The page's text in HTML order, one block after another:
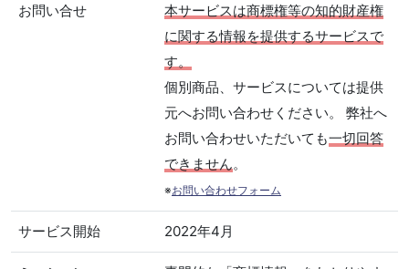
お問い合せ
本サービスは商標権等の知的財産権
に関する情報を提供するサービスで
す。
個別商品、サービスについては提供
元へお問い合わせください。 弊社へ
お問い合わせいただいても一切回答
できません。
※お問い合わせフォーム
サービス開始 2022年4月